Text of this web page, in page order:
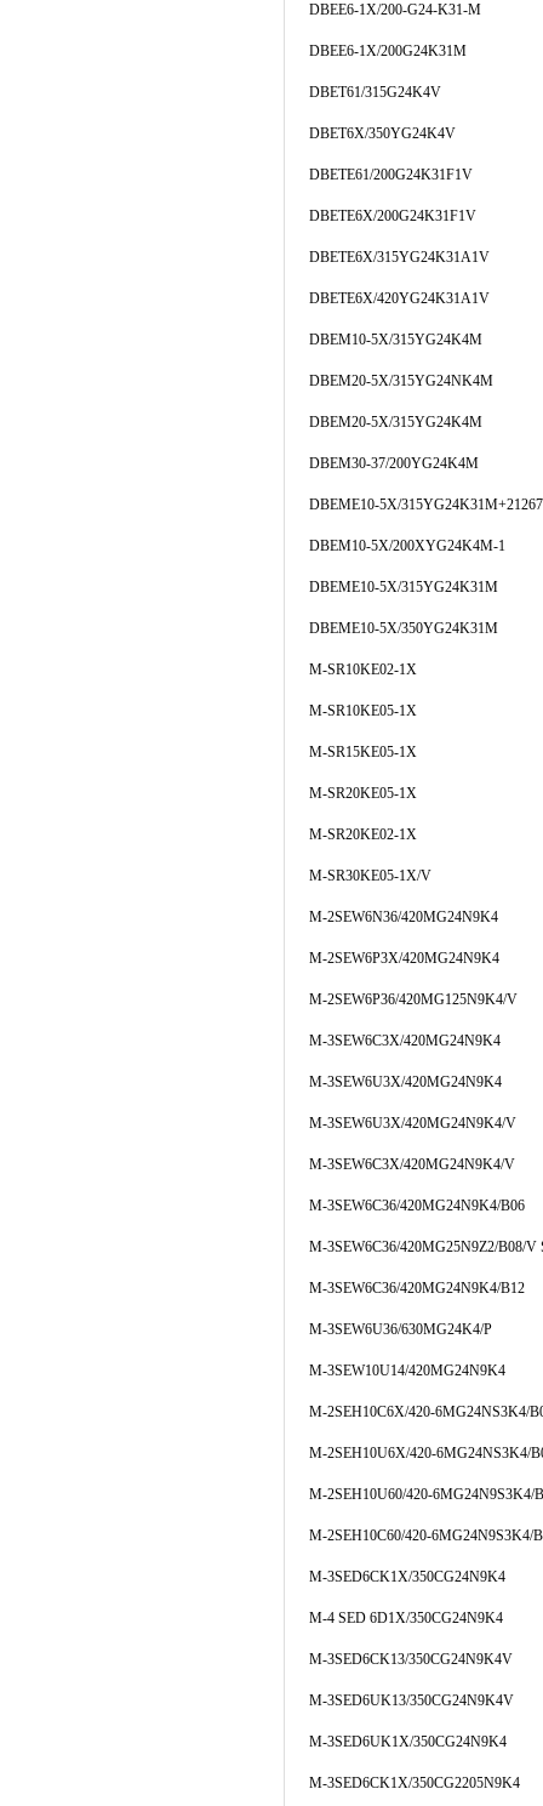
DBEE6-1X/200-G24-K31-M
DBEE6-1X/200G24K31M
DBET61/315G24K4V
DBET6X/350YG24K4V
DBETE61/200G24K31F1V
DBETE6X/200G24K31F1V
DBETE6X/315YG24K31A1V
DBETE6X/420YG24K31A1V
DBEM10-5X/315YG24K4M
DBEM20-5X/315YG24NK4M
DBEM20-5X/315YG24K4M
DBEM30-37/200YG24K4M
DBEME10-5X/315YG24K31M+21267
DBEM10-5X/200XYG24K4M-1
DBEME10-5X/315YG24K31M
DBEME10-5X/350YG24K31M
M-SR10KE02-1X
M-SR10KE05-1X
M-SR15KE05-1X
M-SR20KE05-1X
M-SR20KE02-1X
M-SR30KE05-1X/V
M-2SEW6N36/420MG24N9K4
M-2SEW6P3X/420MG24N9K4
M-2SEW6P36/420MG125N9K4/V
M-3SEW6C3X/420MG24N9K4
M-3SEW6U3X/420MG24N9K4
M-3SEW6U3X/420MG24N9K4/V
M-3SEW6C3X/420MG24N9K4/V
M-3SEW6C36/420MG24N9K4/B06
M-3SEW6C36/420MG25N9Z2/B08/V
M-3SEW6C36/420MG24N9K4/B12
M-3SEW6U36/630MG24K4/P
M-3SEW10U14/420MG24N9K4
M-2SEH10C6X/420-6MG24NS3K4/
M-2SEH10U6X/420-6MG24NS3K4/
M-2SEH10U60/420-6MG24N9S3K4/
M-2SEH10C60/420-6MG24N9S3K4/
M-3SED6CK1X/350CG24N9K4
M-4 SED 6D1X/350CG24N9K4
M-3SED6CK13/350CG24N9K4V
M-3SED6UK13/350CG24N9K4V
M-3SED6UK1X/350CG24N9K4
M-3SED6CK1X/350CG2205N9K4